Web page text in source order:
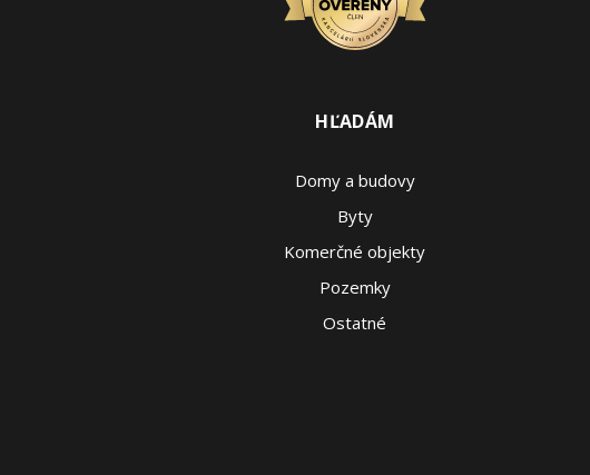
HĽADÁM
Domy a budovy
Byty
Komerčné objekty
Pozemky
Ostatné